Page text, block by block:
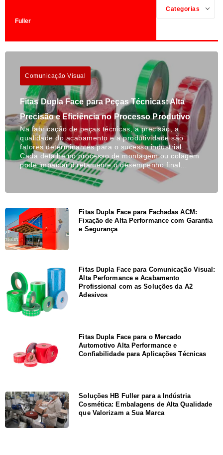
Fuller
Categorias
Comunicação Visual
Fitas Dupla Face para Peças Técnicas: Alta
Precisão e Eficiência no Processo Produtivo
Na fabricação de peças técnicas, a precisão, a
qualidade do acabamento e a produtividade são
fatores determinantes para o sucesso industrial.
Cada detalhe no processo de montagem ou colagem
pode impactar diretamente o desempenho final…
Fitas Dupla Face para Fachadas ACM:
Fixação de Alta Performance com Garantia
e Segurança
Fitas Dupla Face para Comunicação Visual:
Alta Performance e Acabamento
Profissional com as Soluções da A2
Adesivos
Fitas Dupla Face para o Mercado
Automotivo Alta Performance e
Confiabilidade para Aplicações Técnicas
Soluções HB Fuller para a Indústria
Cosmética: Embalagens de Alta Qualidade
que Valorizam a Sua Marca